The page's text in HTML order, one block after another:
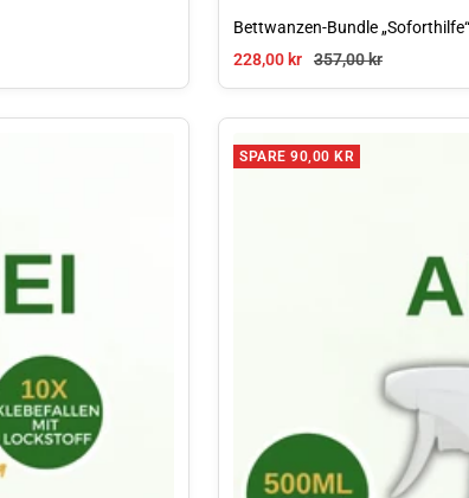
Bettwanzen-Bundle „Soforthilfe“
Angebotspreis
228,00 kr Regulärer Preis
357,00 kr
SPARE 90,00 KR